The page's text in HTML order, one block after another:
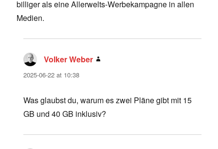
billiger als eine Allerwelts-Werbekampagne in allen
Medien.
Volker Weber
2025-06-22 at 10:38
Was glaubst du, warum es zwei Pläne gibt mit 15
GB und 40 GB inklusiv?